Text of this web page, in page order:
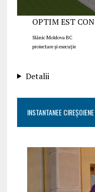
OPTIM EST
Slănic Moldova BC
proiectare și execuție
Detalii
INSTANTANEE CIREȘOIENE